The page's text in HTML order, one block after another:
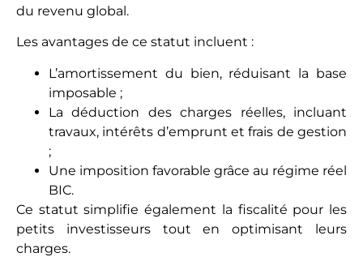
du revenu global.
Les avantages de ce statut incluent :
L’amortissement du bien, réduisant la base
imposable ;
La déduction des charges réelles, incluant
travaux, intérêts d’emprunt et frais de gestion
;
Une imposition favorable grâce au régime réel
BIC.
Ce statut simplifie également la fiscalité pour les
petits investisseurs tout en optimisant leurs
charges.